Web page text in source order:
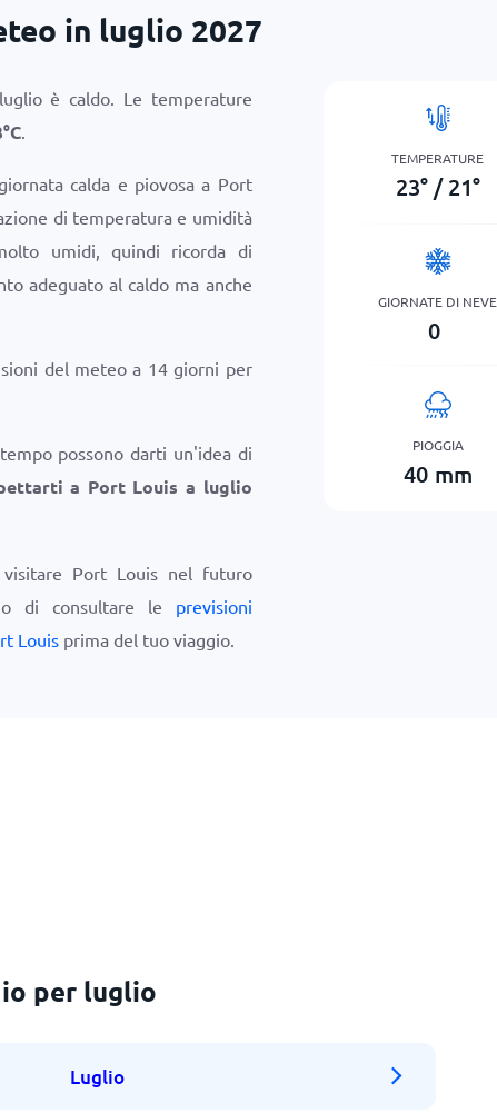
in luglio 2027
è caldo. Le temperature
°C.
calda e piovosa a Port
di temperatura e umidità
umidi, quindi ricorda di
adeguato al caldo ma anche
del meteo a 14 giorni per
possono darti un'idea di
a Port Louis a luglio
Port Louis nel futuro
di consultare le previsioni
Louis prima del tuo viaggio.
TEMPERATURE
23° / 21°
GIORNATE DI NEVE
0
PIOGGIA
40 mm
per luglio
Luglio